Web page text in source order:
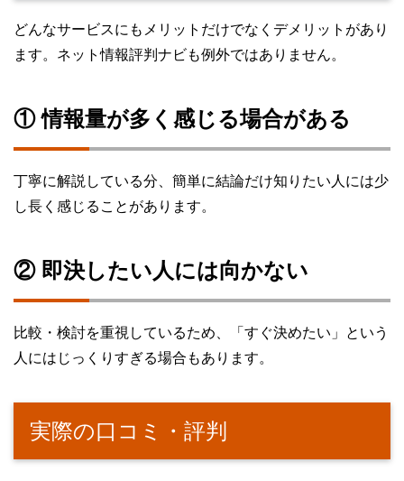
どんなサービスにもメリットだけでなくデメリットがあり
ます。ネット情報評判ナビも例外ではありません。
① 情報量が多く感じる場合がある
丁寧に解説している分、簡単に結論だけ知りたい人には少
し長く感じることがあります。
② 即決したい人には向かない
比較・検討を重視しているため、「すぐ決めたい」という
人にはじっくりすぎる場合もあります。
実際の口コミ・評判